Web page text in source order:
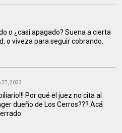
o ¿casi apagado? Suena a cierta
o viveza para seguir cobrando.
27, 2023
Por qué el juez no cita al
dueño de Los Cerros??? Acá